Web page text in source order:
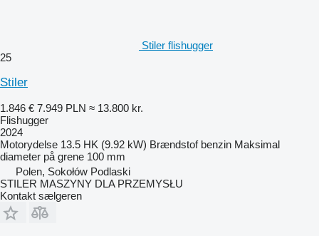
Stiler flishugger
25
Stiler
1.846 € 7.949 PLN ≈ 13.800 kr.
Flishugger
2024
Motorydelse 13.5 HK (9.92 kW) Brændstof benzin Maksimal
diameter på grene 100 mm
Polen, Sokołów Podlaski
STILER MASZYNY DLA PRZEMYSŁU
Kontakt sælgeren